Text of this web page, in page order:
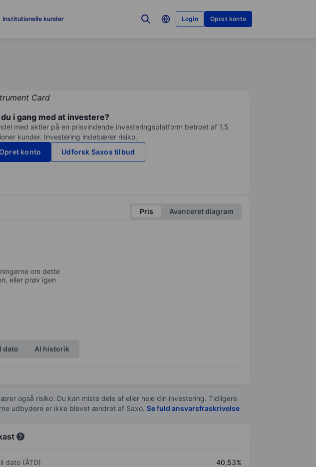
Institutionelle kunder Login Opret konto
i gang med at investere?
med aktier på en prisvindende investeringsplatform betroet af 1,5
kunder. Investering indebærer risiko.
konto
Udforsk Saxos tilbud
Pris Avanceret diagram
om dette
eller prøv igen
dato Al historik
også risiko. Du kan miste dele af eller hele din investering. Tidligere
udbydere er ikke blevet ændret af Saxo. Se fuld ansvarsfraskrivelse
dato (ÅTD)
40,53%